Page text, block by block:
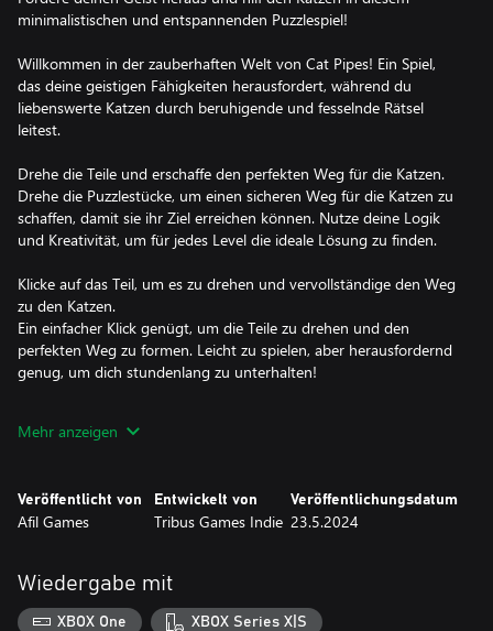
minimalistischen und entspannenden Puzzlespiel!
Willkommen in der zauberhaften Welt von Cat Pipes! Ein Spiel,
das deine geistigen Fähigkeiten herausfordert, während du
liebenswerte Katzen durch beruhigende und fesselnde Rätsel
leitest.
Drehe die Teile und erschaffe den perfekten Weg für die Katzen.
Drehe die Puzzlestücke, um einen sicheren Weg für die Katzen zu
schaffen, damit sie ihr Ziel erreichen können. Nutze deine Logik
und Kreativität, um für jedes Level die ideale Lösung zu finden.
Klicke auf das Teil, um es zu drehen und vervollständige den Weg
zu den Katzen.
Ein einfacher Klick genügt, um die Teile zu drehen und den
perfekten Weg zu formen. Leicht zu spielen, aber herausfordernd
genug, um dich stundenlang zu unterhalten!
zu erreichen.
entspanne dich in dieser zauberhaften Welt.
Mit 45 einzigartigen Leveln, von denen jedes fesselnder als das
andere ist, wirst du viele Stunden Spaß haben. Cat Pipes ist ein
Spiel, das dich lange Zeit unterhalten wird.
Mehr anzeigen
Veröffentlicht von
Afil Games
Entwickelt von
Tribus Games Indie
Veröffentlichungsdatum
23.5.2024
Wiedergabe mit
XBOX One XBOX Series X|S